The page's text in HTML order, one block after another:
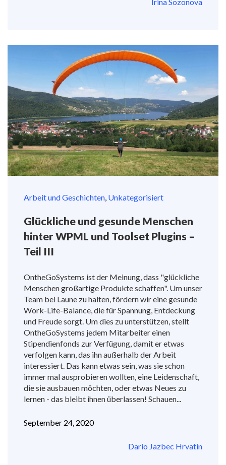
Arbeit und Geschichten, Unkategorisiert
Glückliche und gesunde Menschen
hinter WPML und Toolset Plugins –
Teil III
OntheGoSystems ist der Meinung, dass "glückliche
Menschen großartige Produkte schaffen". Um unser
Team bei Laune zu halten, fördern wir eine gesunde
Work-Life-Balance, die für Spannung, Entdeckung
und Freude sorgt. Um dies zu unterstützen, stellt
OntheGoSystems jedem Mitarbeiter einen
Stipendienfonds zur Verfügung, damit er etwas
verfolgen kann, das ihn außerhalb der Arbeit
interessiert. Das kann etwas sein, was sie schon
immer mal ausprobieren wollten, eine Leidenschaft,
die sie ausbauen möchten, oder etwas Neues zu
lernen - das bleibt ihnen überlassen! Schauen...
September 24, 2020
Dario Jazbec Hrvatin